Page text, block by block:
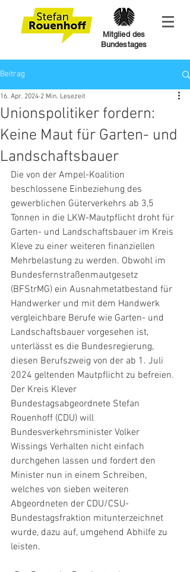
Mitglied des
Bundestages
Beitrag
Unionspolitiker fordern:
Keine Maut für Garten- und
Landschaftsbauer
16. Apr. 2024 2 Min. Lesezeit
Die von der Ampel-Koalition
beschlossene Einbeziehung des
gewerblichen Güterverkehrs ab 3,5
Tonnen in die LKW-Mautpflicht droht für
Garten- und Landschaftsbauer im Kreis
Kleve zu einer weiteren finanziellen
Mehrbelastung zu werden. Obwohl im
Bundesfernstraßenmautgesetz
(BFStrMG) ein Ausnahmetatbestand für
Handwerker und mit dem Handwerk
vergleichbare Berufe wie Garten- und
Landschaftsbauer vorgesehen ist,
unterlässt es die Bundesregierung,
diesen Berufszweig von der ab 1. Juli
2024 geltenden Mautpflicht zu befreien.
Der Kreis Klever
Bundestagsabgeordnete Stefan
Rouenhoff (CDU) will
Bundesverkehrsminister Volker
Wissings Verhalten nicht einfach
durchgehen lassen und fordert den
Minister nun in einem Schreiben,
welches von sieben weiteren
Abgeordneten der CDU/CSU-
Bundestagsfraktion mitunterzeichnet
wurde, dazu auf, umgehend Abhilfe zu
leisten.